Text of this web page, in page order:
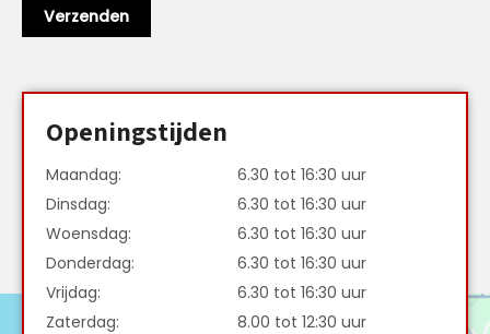
Openingstijden
Maandag:
6.30 tot 16:30 uur
Dinsdag:
6.30 tot 16:30 uur
Woensdag:
6.30 tot 16:30 uur
Donderdag:
6.30 tot 16:30 uur
Vrijdag:
6.30 tot 16:30 uur
Zaterdag:
8.00 tot 12:30 uur